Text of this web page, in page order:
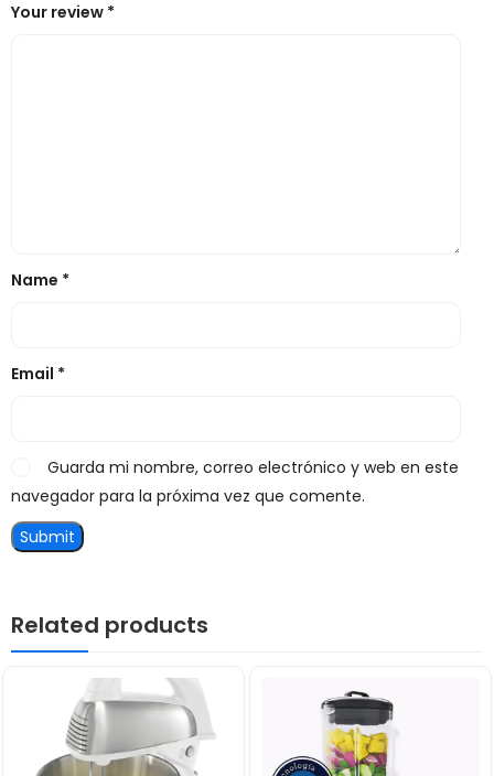
Your review *
Name *
Email *
Guarda mi nombre, correo electrónico y web en este
navegador para la próxima vez que comente.
Related products